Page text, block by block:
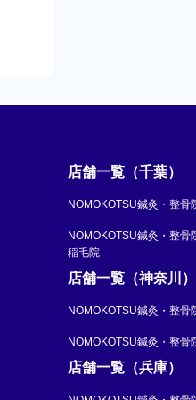
店舗一覧（千葉）
NOMOKOTSU鍼灸・整骨
NOMOKOTSU鍼灸・整骨
稲毛院
店舗一覧（神奈川）
NOMOKOTSU鍼灸・整骨
NOMOKOTSU鍼灸・整骨
店舗一覧（兵庫）